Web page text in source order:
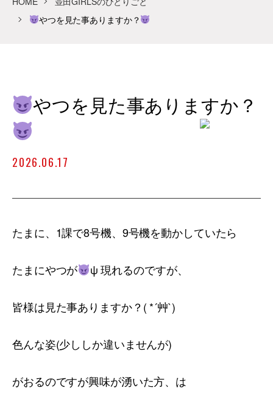
やつを見た事ありますか？
やつを見た事ありますか？
2026.06.17
たまに、1課で8号機、9号機を動かしていたら
たまにやつが ψ 現れるのですが、
皆様は見た事ありますか？( *´艸`)
色んな姿(少ししか違いませんが)
がおるのですが興味が湧いた方、は